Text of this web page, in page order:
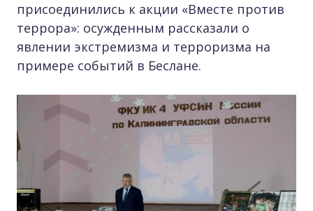
присоединились к акции «Вместе против
террора»: осужденным рассказали о
явлении экстремизма и терроризма на
примере событий в Беслане.